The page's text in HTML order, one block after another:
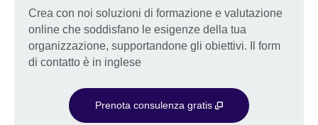
Crea con noi soluzioni di formazione e valutazione
online che soddisfano le esigenze della tua
organizzazione, supportandone gli obiettivi. Il form
di contatto è in inglese
Prenota consulenza gratis